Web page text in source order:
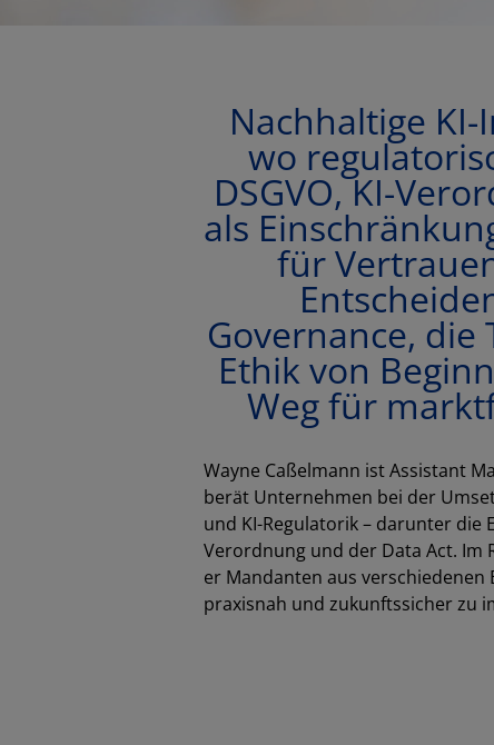
Nachhaltige
wo
DSGVO, KI-
als
für
Governance, die
Ethik von
Weg für
Wayne Caßelmann ist Assistant
berät Unternehmen bei der
und KI-Regulatorik – darunter die
Verordnung und der Data Act.
er Mandanten aus
praxisnah und zukunftssicher zu